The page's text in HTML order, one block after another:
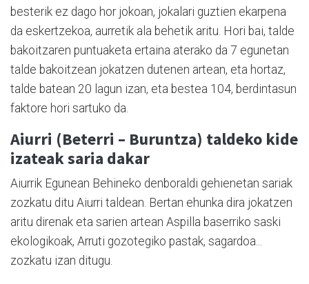
besterik ez dago hor jokoan, jokalari guztien ekarpena
da eskertzekoa, aurretik ala behetik aritu. Hori bai, talde
bakoitzaren puntuaketa ertaina aterako da 7 egunetan
talde bakoitzean jokatzen dutenen artean, eta hortaz,
talde batean 20 lagun izan, eta bestea 104, berdintasun
faktore hori sartuko da.
Aiurri (Beterri – Buruntza) taldeko kide
izateak saria dakar
Aiurrik Egunean Behineko denboraldi gehienetan sariak
zozkatu ditu Aiurri taldean. Bertan ehunka dira jokatzen
aritu direnak eta sarien artean Aspilla baserriko saski
ekologikoak, Arruti gozotegiko pastak, sagardoa...
zozkatu izan ditugu.